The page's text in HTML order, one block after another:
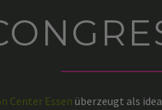
Center Essen überzeugt als